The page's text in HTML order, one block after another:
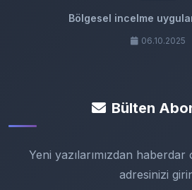
Bölgesel incelme
06.10.2025
Bülten
Yeni yazılarımızdan
adresinizi